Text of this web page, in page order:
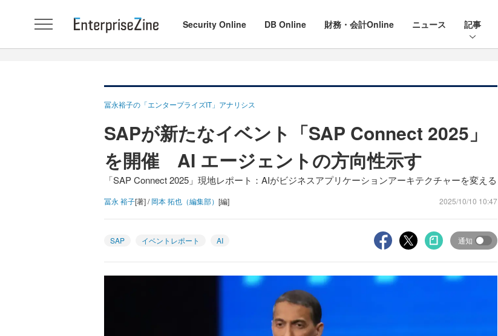
Security Online DB Online 財務・会計Online ニュース 記事
冨永裕子の「エンタープライズIT」アナリシス
SAPが新たなイベント「SAP Connect 2025」
を開催 AI エージェントの方向性示す
「SAP Connect 2025」現地レポート：AIがビジネスアプリケーションアーキテクチャーを変える
冨永 裕子[著] /岡本 拓也（編集部） [編] 2025/10/10 10:47
SAP イベントレポート AI 通知